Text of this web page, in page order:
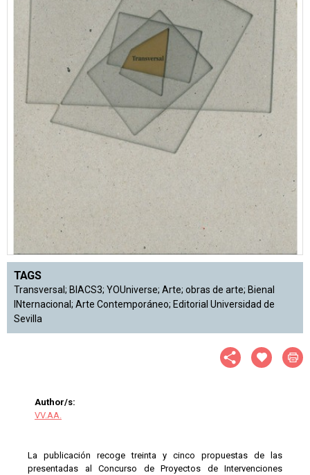
TAGS
Transversal; BIACS3; YOUniverse; Arte; obras de arte; Bienal
INternacional; Arte Contemporáneo; Editorial Universidad de
Sevilla
Author/s:
VV.AA.
La publicación recoge treinta y cinco propuestas de las
presentadas al Concurso de Proyectos de Intervenciones